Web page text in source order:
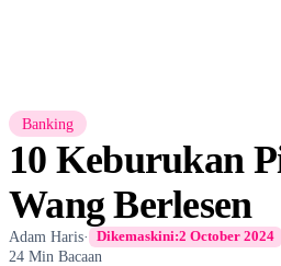
Banking
10 Keburukan
Wang Berlesen
Adam Haris· Dikemaskini:2 October 2024
24 Min Bacaan